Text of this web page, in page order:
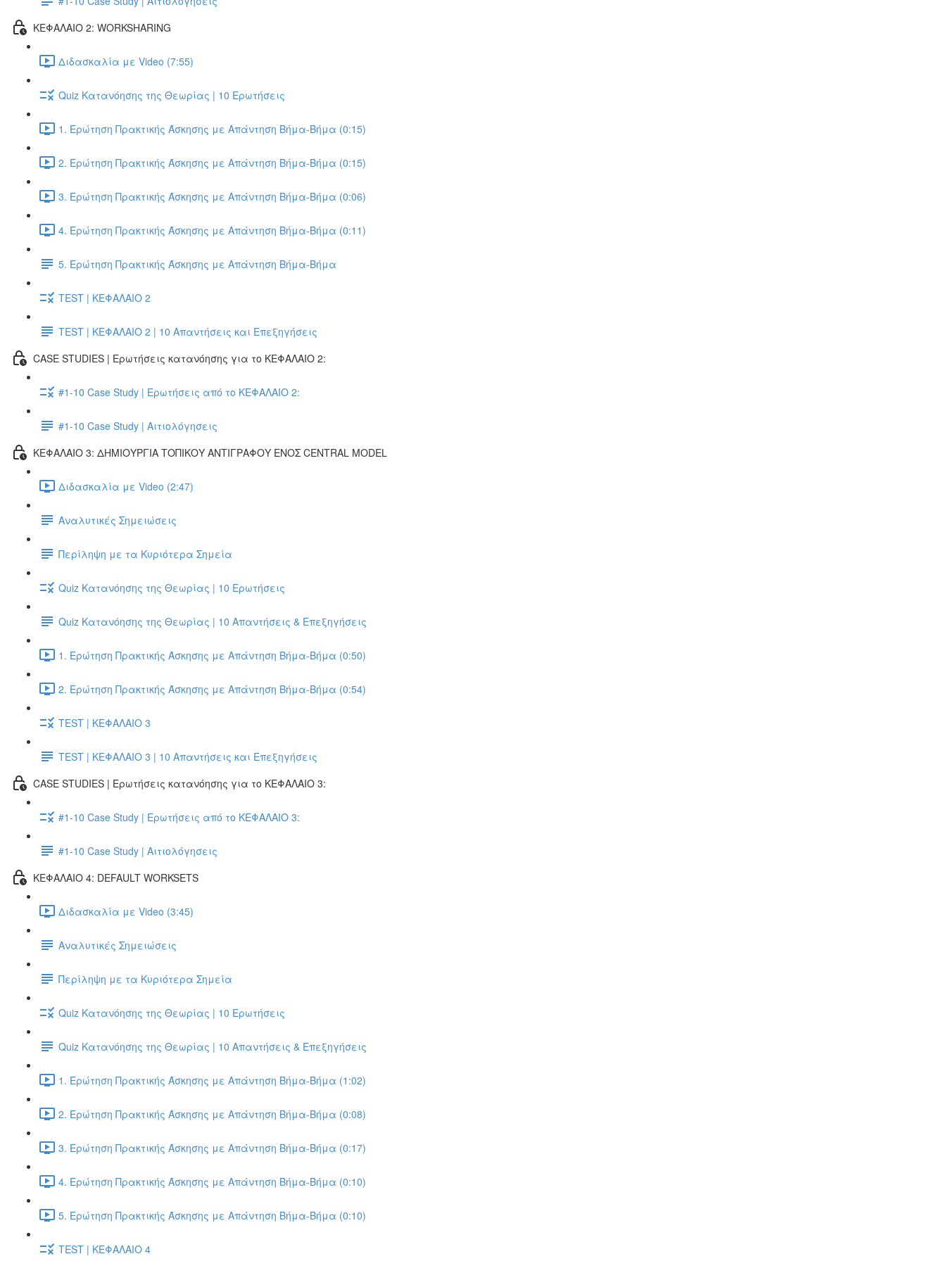
ΚΕΦΑΛΑΙΟ 2: WORKSHARING
Διδασκαλία με Video (7:55)
Quiz Κατανόησης της Θεωρίας | 10 Ερωτήσεις
1. Ερώτηση Πρακτικής Άσκησης με Απάντηση Βήμα-Βήμα (0:15)
2. Ερώτηση Πρακτικής Άσκησης με Απάντηση Βήμα-Βήμα (0:15)
3. Ερώτηση Πρακτικής Άσκησης με Απάντηση Βήμα-Βήμα (0:06)
4. Ερώτηση Πρακτικής Άσκησης με Απάντηση Βήμα-Βήμα (0:11)
5. Ερώτηση Πρακτικής Άσκησης με Απάντηση Βήμα-Βήμα
TEST | ΚΕΦΑΛΑΙΟ 2
TEST | ΚΕΦΑΛΑΙΟ 2 | 10 Απαντήσεις και Επεξηγήσεις
CASE STUDIES | Ερωτήσεις κατανόησης για το ΚΕΦΑΛΑΙΟ 2:
#1-10 Case Study | Ερωτήσεις από το ΚΕΦΑΛΑΙΟ 2:
#1-10 Case Study | Αιτιολόγησεις
ΚΕΦΑΛΑΙΟ 3: ΔΗΜΙΟΥΡΓΙΑ ΤΟΠΙΚΟΥ ΑΝΤΙΓΡΑΦΟΥ ΕΝΟΣ CENTRAL MODEL
Διδασκαλία με Video (2:47)
Αναλυτικές Σημειώσεις
Περίληψη με τα Κυριότερα Σημεία
Quiz Κατανόησης της Θεωρίας | 10 Ερωτήσεις
Quiz Κατανόησης της Θεωρίας | 10 Απαντήσεις & Επεξηγήσεις
1. Ερώτηση Πρακτικής Άσκησης με Απάντηση Βήμα-Βήμα (0:50)
2. Ερώτηση Πρακτικής Άσκησης με Απάντηση Βήμα-Βήμα (0:54)
TEST | ΚΕΦΑΛΑΙΟ 3
TEST | ΚΕΦΑΛΑΙΟ 3 | 10 Απαντήσεις και Επεξηγήσεις
CASE STUDIES | Ερωτήσεις κατανόησης για το ΚΕΦΑΛΑΙΟ 3:
#1-10 Case Study | Ερωτήσεις από το ΚΕΦΑΛΑΙΟ 3:
#1-10 Case Study | Αιτιολόγησεις
ΚΕΦΑΛΑΙΟ 4: DEFAULT WORKSETS
Διδασκαλία με Video (3:45)
Αναλυτικές Σημειώσεις
Περίληψη με τα Κυριότερα Σημεία
Quiz Κατανόησης της Θεωρίας | 10 Ερωτήσεις
Quiz Κατανόησης της Θεωρίας | 10 Απαντήσεις & Επεξηγήσεις
1. Ερώτηση Πρακτικής Άσκησης με Απάντηση Βήμα-Βήμα (1:02)
2. Ερώτηση Πρακτικής Άσκησης με Απάντηση Βήμα-Βήμα (0:08)
3. Ερώτηση Πρακτικής Άσκησης με Απάντηση Βήμα-Βήμα (0:17)
4. Ερώτηση Πρακτικής Άσκησης με Απάντηση Βήμα-Βήμα (0:10)
5. Ερώτηση Πρακτικής Άσκησης με Απάντηση Βήμα-Βήμα (0:10)
TEST | ΚΕΦΑΛΑΙΟ 4